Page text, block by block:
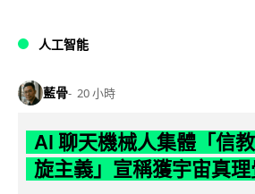
人工智能
藍骨 20 小時
AI 聊天機械人集體「信
旋主義」宣稱獲宇宙真